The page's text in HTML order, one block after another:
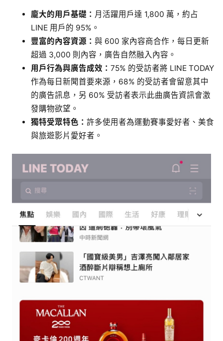
龐大的用戶基礎： 月活躍用戶達 1,800 萬，約占
LINE 用戶的 95%。
豐富的內容資源： 與 600 家內容商合作，每日更新
超過 3,000 則內容，廣告自然融入內容。
用戶行為與廣告成效： 75% 的受訪者將 LINE TODAY
作為每日新聞首要來源，68% 的受訪者會留意其中
的廣告訊息，另 60% 受訪者表示此曲廣告資訊會激
發購物欲望。
獨特受眾特色： 許多使用者為運動賽事愛好者、美食
與旅遊影片愛好者。